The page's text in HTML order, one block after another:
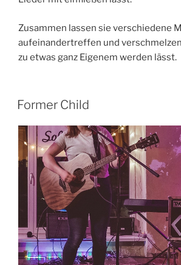
Zusammen lassen sie verschiedene
aufeinandertreffen und
zu etwas ganz Eigenem werden lässt.
Former Child